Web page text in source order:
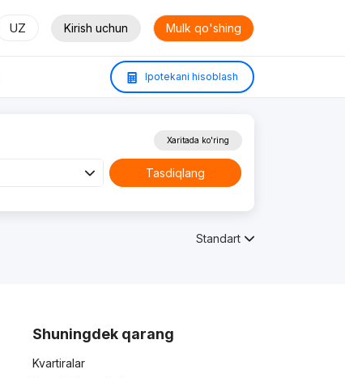
UZ Kirish uchun Mulk qo'shing
Ipotekani hisoblash
Xaritada ko'ring
Tasdiqlang
Standart
Shuningdek qarang
Kvartiralar